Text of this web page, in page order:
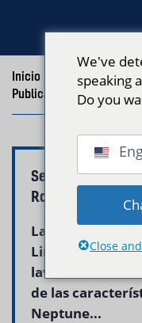
Inicio
/
Publicaciones con la
Servicio de
Ropa Limpia en la
Lavandería
Limpia Por la
lavandería
de las
Neptune...
We've
speaking
Do you
Close